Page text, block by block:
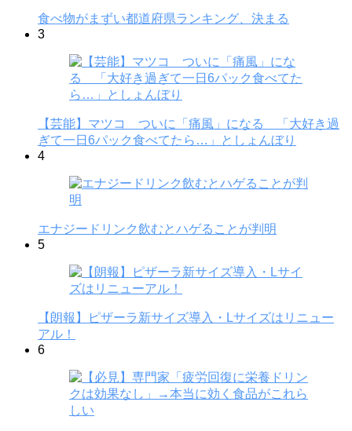
食べ物がまずい都道府県ランキング、決まる
3
【芸能】マツコ ついに「痛風」になる 「大好き過
ぎて一日6パック食べてたら…」としょんぼり
4
エナジードリンク飲むとハゲることが判明
5
【朗報】ピザーラ新サイズ導入・Lサイズはリニュー
アル！
6